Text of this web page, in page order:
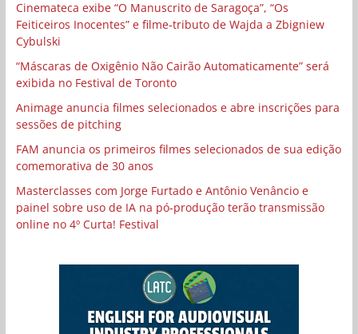
Cinemateca exibe “O Manuscrito de Saragoça”, “Os
Feiticeiros Inocentes” e filme-tributo de Wajda a Zbigniew
Cybulski
“Máscaras de Oxigênio Não Cairão Automaticamente” será
exibida no Festival de Toronto
Animage anuncia filmes selecionados e abre inscrições para
sessões de pitching
FAM anuncia os primeiros filmes selecionados de sua edição
comemorativa de 30 anos
Masterclasses com Jorge Furtado e Antônio Venâncio e
painel sobre uso de IA na pó-produção terão transmissão
online no 4º Curta! Festival